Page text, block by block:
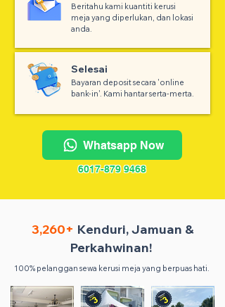
Beritahu kami kuantiti kerusi
meja yang diperlukan, dan lokasi
anda.
Selesai
Bayaran deposit secara 'online
bank-in'. Kami hantar serta-merta.
Whatsapp Now
6017-879 9468
3,260+ Kenduri, Jamuan &
Perkahwinan!
100% pelanggan sewa kerusi meja yang berpuas hati.